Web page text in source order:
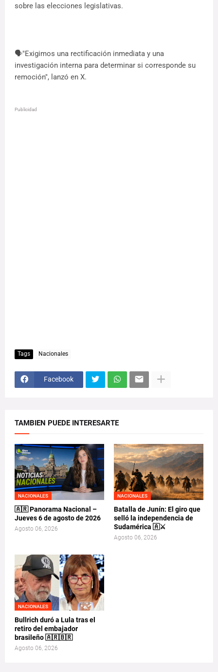
sobre las elecciones legislativas.
🗣️"Exigimos una rectificación inmediata y una
investigación interna para determinar si corresponde su
remoción", lanzó en X.
Publicidad
Tags Nacionales
Facebook
TAMBIEN PUEDE INTERESARTE
NACIONALES
🇦🇷 Panorama Nacional –
Jueves 6 de agosto de 2026
Agosto 06, 2026
NACIONALES
Batalla de Junín: El giro que
selló la independencia de
Sudamérica 🇦⚔️
Agosto 06, 2026
NACIONALES
Bullrich duró a Lula tras el
retiro del embajador
brasileño 🇦🇷🇧🇷
Agosto 06, 2026